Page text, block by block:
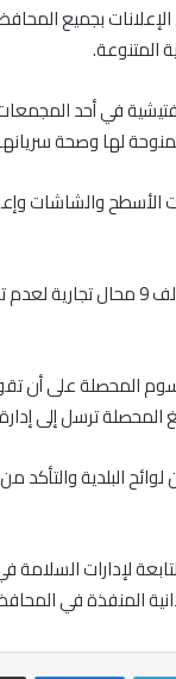
بجميع
المتنوعة.
في أحد المجمعات
لها وصحة
الأسطح والشاشات
واشار الى أن الفريق قام اليوم ب32 زيارة تفتيشية
المحصلة على أن
المحصلة ترسل إلى
البلدية والتأكد
لإدارات
المنفذة في